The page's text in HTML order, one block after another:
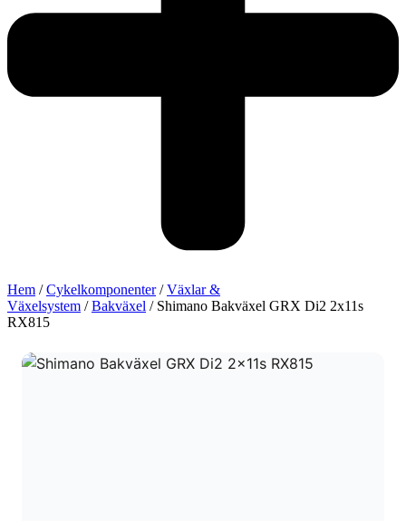
Hem /Cykelkomponenter/Växlar &
Växelsystem /Bakväxel / Shimano Bakväxel GRX Di2 2x11s
RX815